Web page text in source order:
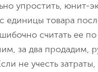
упростить, юнит-
единицы товара
считать ее
за два продадим,
не учесть